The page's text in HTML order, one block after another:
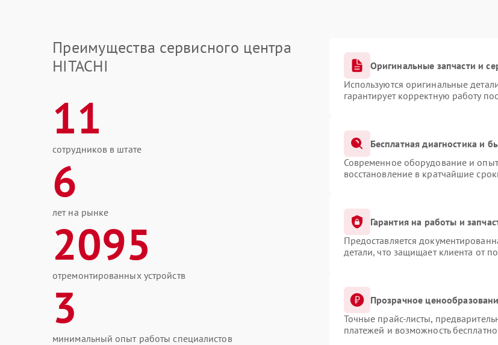
Преимущества сервисного центра
HITACHI
11
сотрудников в штате
6
лет на рынке
2095
отремонтированных устройств
3
минимальный опыт работы специалистов
Оригинальные запчасти и
Используются оригинальные
гарантирует корректную работу
Бесплатная диагностика и
Современное оборудование и
восстановление в кратчайшие
Гарантия на работы и
Предоставляется
детали, что защищает клиента от
Прозрачное
Точные прайс-листы,
платежей и возможность